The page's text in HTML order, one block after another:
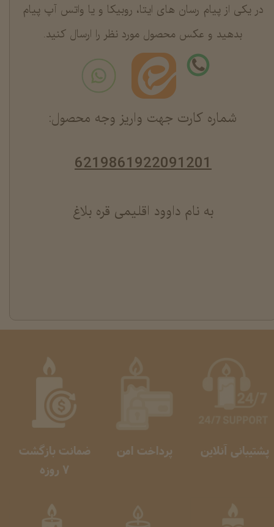
در یکی از پیام رسان های ایتا، روبیکا و یا واتس آپ پیام
بدهید و عکس محصول مورد نظر را ارسال کنید.
شماره کارت جهت واریز وجه محصول:
6219861922091201
به نام داوود اقلیمی قره بلاغ
ضمانت بازگشت
پرداخت امن پشتیبانی آنلاین